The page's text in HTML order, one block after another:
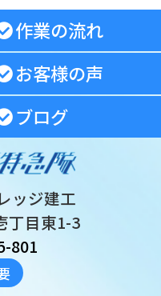
ッジ建工
丁目東1-3
801
作業の流れ
お客様の声
ブログ